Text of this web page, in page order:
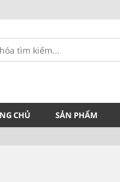
CHỦ SẢN PHẨM